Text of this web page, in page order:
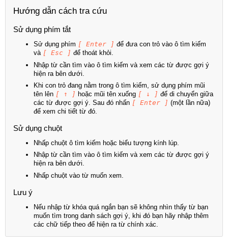
Hướng dẫn cách tra cứu
Sử dụng phím tắt
Sử dụng phím [ Enter ] để đưa con trỏ vào ô tìm kiếm
và [ Esc ] để thoát khỏi.
Nhập từ cần tìm vào ô tìm kiếm và xem các từ được gợi ý
hiện ra bên dưới.
Khi con trỏ đang nằm trong ô tìm kiếm, sử dụng phím mũi
tên lên [ ↑ ] hoặc mũi tên xuống [ ↓ ] để di chuyển giữa
các từ được gợi ý. Sau đó nhấn [ Enter ] (một lần nữa)
để xem chi tiết từ đó.
Sử dụng chuột
Nhấp chuột ô tìm kiếm hoặc biểu tượng kính lúp.
Nhập từ cần tìm vào ô tìm kiếm và xem các từ được gợi ý
hiện ra bên dưới.
Nhấp chuột vào từ muốn xem.
Lưu ý
Nếu nhập từ khóa quá ngắn bạn sẽ không nhìn thấy từ bạn
muốn tìm trong danh sách gợi ý, khi đó bạn hãy nhập thêm
các chữ tiếp theo để hiện ra từ chính xác.